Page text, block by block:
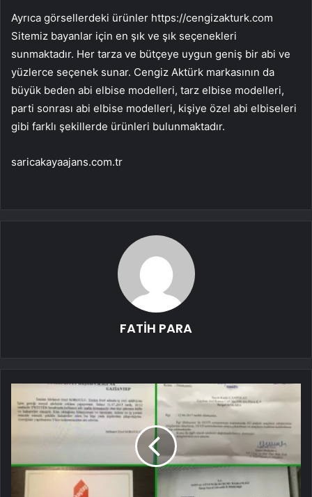
Ayrıca görsellerdeki ürünler https://cengizakturk.com
Sitemiz bayanlar için en şık ve şık seçenekleri
sunmaktadır. Her tarza ve bütçeye uygun geniş bir abi ve
yüzlerce seçenek sunar. Cengiz Aktürk markasının da
büyük beden abi elbise modelleri, tarz elbise modelleri,
parti sonrası abi elbise modelleri, kişiye özel abi elbiseleri
gibi farklı şekillerde ürünleri bulunmaktadır.
saricakayaajans.com.tr
FATİH PARA